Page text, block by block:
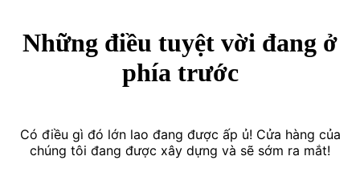
Những điều tuyệt vời đang ở
phía trước
Có điều gì đó lớn lao đang được ấp ủ! Cửa hàng của
chúng tôi đang được xây dựng và sẽ sớm ra mắt!